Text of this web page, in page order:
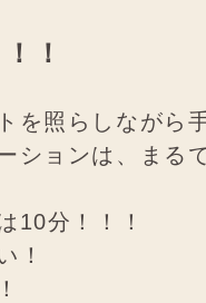
！
を照らしなが
ションは、まる
10分！！！
！